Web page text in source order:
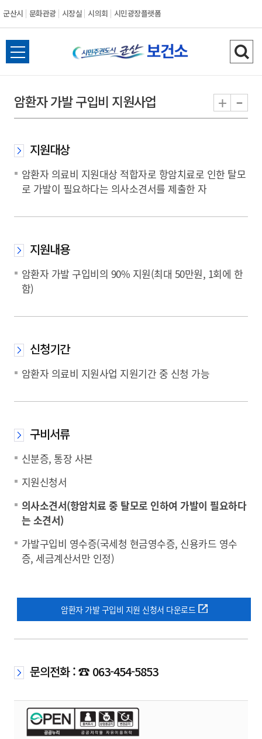
군산시 문화관광 시장실 시의회 시민광장플랫폼
군
산
시
전
체
뉴
열
검
색
기
암환자 가발 구입비 지원사업 + -
지원대상
암환자 의료비 지원대상 적합자로 항암치료로 인한 탈모
로 가발이 필요하다는 의사소견서를 제출한 자
지원내용
암환자 가발 구입비의 90% 지원(최대 50만원, 1회에 한
함)
신청기간
암환자 의료비 지원사업 지원기간 중 신청 가능
구비서류
신분증, 통장 사본
지원신청서
의사소견서(항암치료 중 탈모로 인하여 가발이 필요하다
는 소견서)
가발구입비 영수증(국세청 현금영수증, 신용카드 영수
증, 세금계산서만 인정)
암환자 가발 구입비 지원 신청서 다운로드
문의전화 : ☎ 063-454-5853